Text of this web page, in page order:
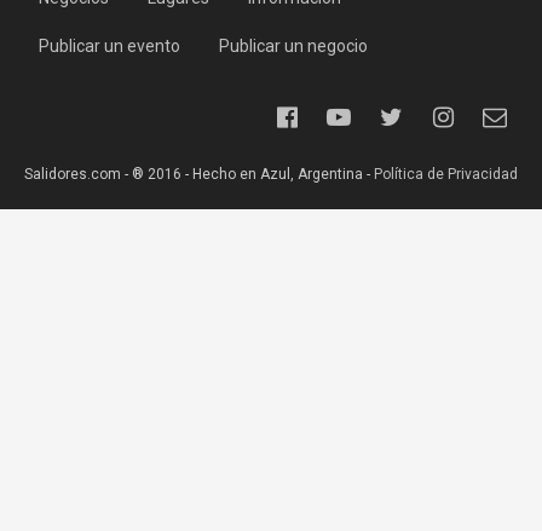
Publicar un evento Publicar un negocio
Salidores.com - ® 2016 - Hecho en Azul, Argentina - Política de Privacidad